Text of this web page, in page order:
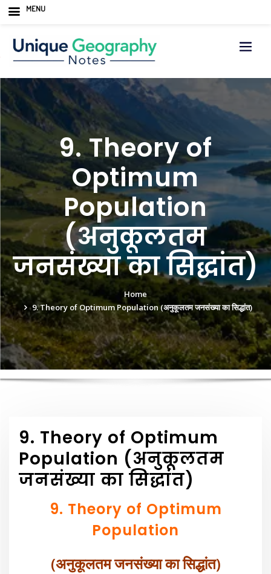
content
9. Theory of
Optimum
Population
(अनुकूलतम
जनसंख्या का सिद्धांत)
Home
9. Theory of Optimum Population (अनुकूलतम जनसंख्या का सिद्धांत)
9. Theory of Optimum
Population (अनुकूलतम
जनसंख्या का सिद्धांत)
9. Theory of Optimum
Population
(अनुकूलतम जनसंख्या का सिद्धांत)
MENU